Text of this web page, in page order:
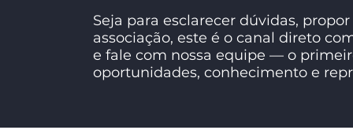
Seja para esclarecer dúvidas,
associação, este é o canal direto
e fale com nossa equipe — o
oportunidades, conhecimento e